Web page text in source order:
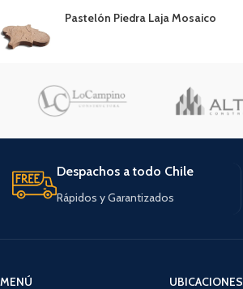
Pastelón Piedra Laja Mosaico
Despachos a todo Chile
Rápidos y Garantizados
MENÚ UBICACIONES